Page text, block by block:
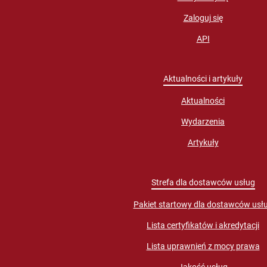
Zaloguj się
API
Aktualności i artykuły
Aktualności
Wydarzenia
Artykuły
Strefa dla dostawców usług
Pakiet startowy dla dostawców
Lista certyfikatów i akredytacji
Lista uprawnień z mocy prawa